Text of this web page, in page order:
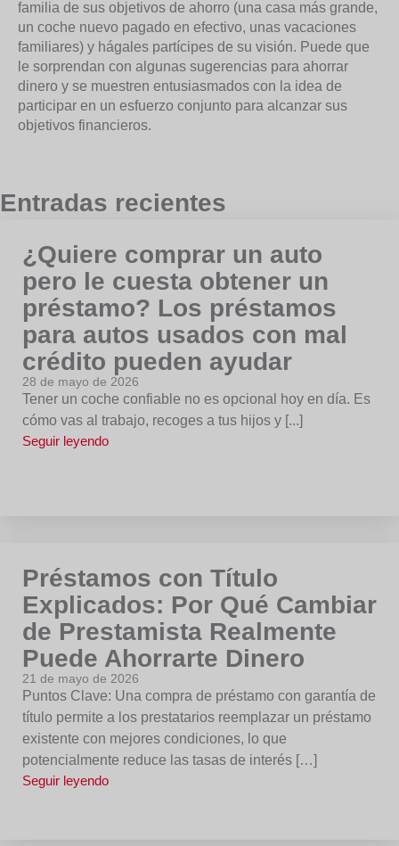
familia de sus objetivos de ahorro (una casa más grande,
un coche nuevo pagado en efectivo, unas vacaciones
familiares) y hágales partícipes de su visión. Puede que
le sorprendan con algunas sugerencias para ahorrar
dinero y se muestren entusiasmados con la idea de
participar en un esfuerzo conjunto para alcanzar sus
objetivos financieros.
Entradas recientes
¿Quiere comprar un auto
pero le cuesta obtener un
préstamo? Los préstamos
para autos usados con mal
crédito pueden ayudar
28 de mayo de 2026
Tener un coche confiable no es opcional hoy en día. Es
cómo vas al trabajo, recoges a tus hijos y [...]
Seguir leyendo
Préstamos con Título
Explicados: Por Qué Cambiar
de Prestamista Realmente
Puede Ahorrarte Dinero
21 de mayo de 2026
Puntos Clave: Una compra de préstamo con garantía de
título permite a los prestatarios reemplazar un préstamo
existente con mejores condiciones, lo que
potencialmente reduce las tasas de interés […]
Seguir leyendo